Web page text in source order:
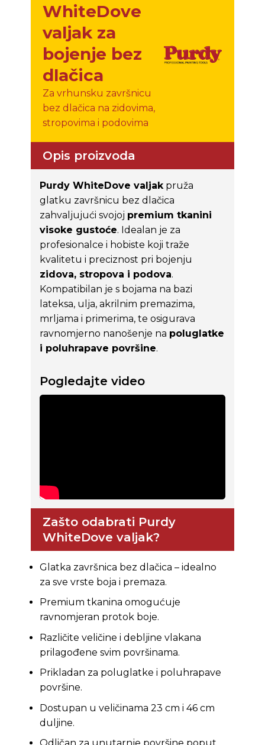
WhiteDove
valjak za
bojenje bez
dlačica
Za vrhunsku završnicu
bez dlačica na zidovima,
stropovima i podovima
Opis proizvoda
Purdy WhiteDove valjakpruža
glatku završnicu bez dlačica
zahvaljujući svojoj premium tkanini
visoke gustoće. Idealan je za
profesionalce i hobiste koji traže
kvalitetu i preciznost pri bojenju
zidova, stropova i podova.
Kompatibilan je s bojama na bazi
lateksa, ulja, akrilnim premazima,
mrljama i primerima, te osigurava
ravnomjerno nanošenje na poluglatke
i poluhrapave površine.
Pogledajte video
Zašto odabrati Purdy
WhiteDove valjak?
Glatka završnica bez dlačica – idealno
za sve vrste boja i premaza.
Premium tkanina omogućuje
ravnomjeran protok boje.
Različite veličine i debljine vlakana
prilagođene svim površinama.
Prikladan za poluglatke i poluhrapave
površine.
Dostupan u veličinama 23 cm i 46 cm
duljine.